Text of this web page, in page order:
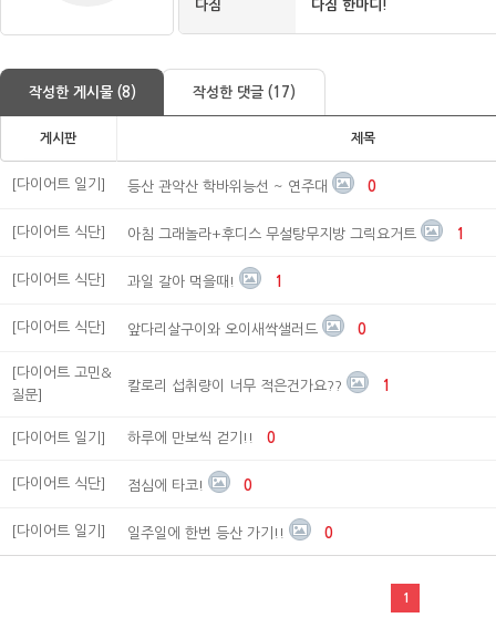
다짐 다짐 한마디!
작성한 게시물 (8) 작성한 댓글 (17)
게시판 제목
[다이어트 일기] 등산 관악산 학바위능선 ~ 연주대 0
[다이어트 식단] 아침 그래놀라+후디스 무설탕무지방 그릭요거트 1
[다이어트 식단] 과일 갈아 먹을때! 1
[다이어트 식단] 앞다리살구이와 오이새싹샐러드 0
[다이어트 고민&
질문]
칼로리 섭취량이 너무 적은건가요?? 1
[다이어트 일기] 하루에 만보씩 걷기!! 0
[다이어트 식단] 점심에 타코! 0
[다이어트 일기] 일주일에 한번 등산 가기!! 0
1